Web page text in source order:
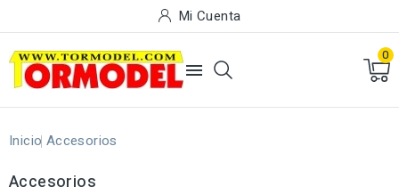
Mi Cuenta

0
Inicio Accesorios
Accesorios